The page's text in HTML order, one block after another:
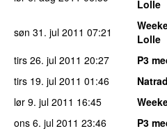
Lolle
søn 31. jul 2011 07:21
Lolle
tirs 26. jul 2011 20:27
P3
tirs 19. jul 2011 01:46
lør 9. jul 2011 16:45
ons 6. jul 2011 23:46
P3